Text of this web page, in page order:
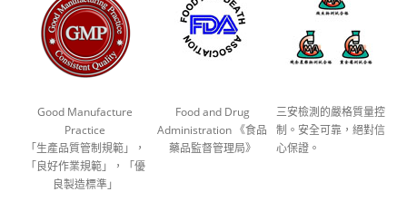
Good Manufacture
Practice
「生產品質管制規範」，
「良好作業規範」，「優
良製造標準」
Food and Drug
Administration 《食品
藥品監督管理局》
三安檢測的嚴格質量控
制。安全可靠，絕對信
心保證。